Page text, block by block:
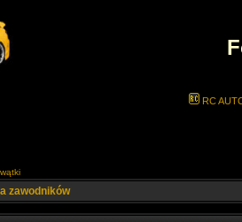
RC
zawodników